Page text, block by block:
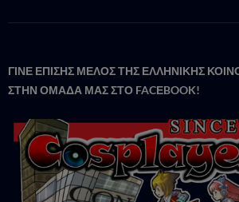
ΓΙΝΕ ΕΠΙΣΗΣ ΜΕΛΟΣ ΤΗΣ ΕΛΛΗΝΙΚΗΣ
ΣΤΗΝ ΟΜΑΔΑ ΜΑΣ ΣΤΟ FACΕBOOK!